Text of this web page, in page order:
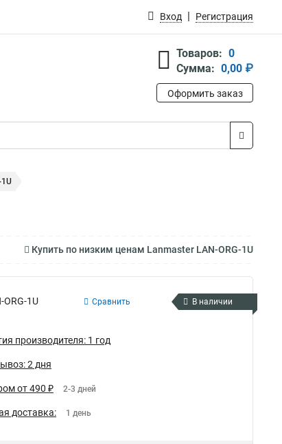
Вход Регистрация
Товаров: 0
Сумма: 0,00 ₽
Оформить заказ
1U
Купить по низким ценам Lanmaster LAN-ORG-1U
ORG-1U Сравнить В наличии
производителя: 1 год
2 дня
от 490 ₽ 2-3 дней
доставка: 1 день